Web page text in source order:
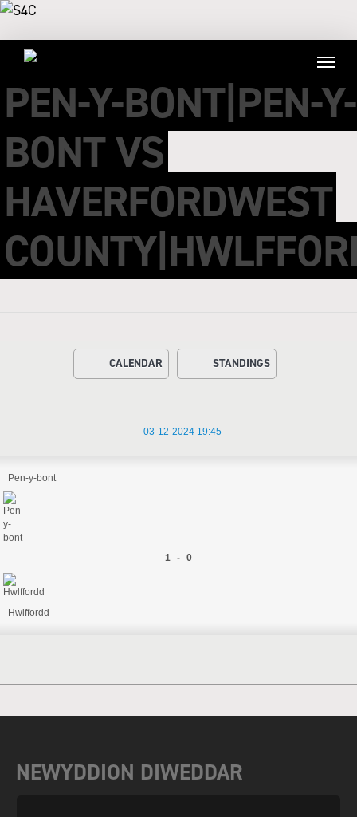
PEN-Y-BONT|PEN-Y-
BONT VS
HAVERFORDWEST
CALENDAR STANDINGS
03-12-2024 19:45
Pen-y-bont
1 - 0
Hwlffordd
NEWYDDION DIWEDDAR